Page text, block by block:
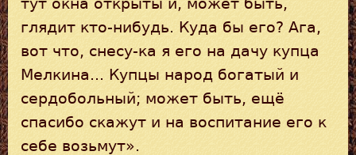
глядит кто-нибудь. Куда бы его? Ага,
вот что, снесу-ка я его на дачу купца
Мелкина... Купцы народ богатый и
сердобольный; может быть, ещё
спасибо скажут и на воспитание его к
себе возьмут».